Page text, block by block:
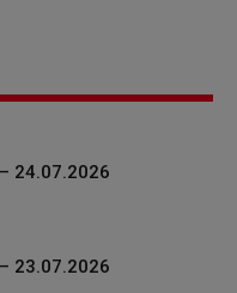
24.07.2026
23.07.2026